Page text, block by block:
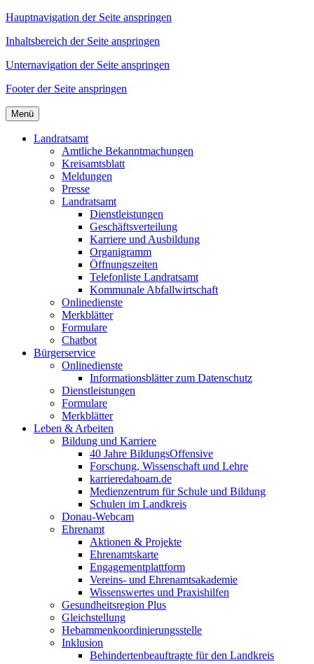
Hauptnavigation der Seite anspringen
Inhaltsbereich der Seite anspringen
Unternavigation der Seite anspringen
Footer der Seite anspringen
Menü
Landratsamt
Amtliche Bekanntmachungen
Kreisamtsblatt
Meldungen
Presse
Landratsamt
Dienstleistungen
Geschäftsverteilung
Karriere und Ausbildung
Organigramm
Öffnungszeiten
Telefonliste Landratsamt
Kommunale Abfallwirtschaft
Onlinedienste
Merkblätter
Formulare
Chatbot
Bürgerservice
Onlinedienste
Informationsblätter zum Datenschutz
Dienstleistungen
Formulare
Merkblätter
Leben & Arbeiten
Bildung und Karriere
40 Jahre BildungsOffensive
Forschung, Wissenschaft und Lehre
karrieredahoam.de
Medienzentrum für Schule und Bildung
Schulen im Landkreis
Donau-Webcam
Ehrenamt
Aktionen & Projekte
Ehrenamtskarte
Engagementplattform
Vereins- und Ehrenamtsakademie
Wissenswertes und Praxishilfen
Gesundheitsregion Plus
Gleichstellung
Hebammenkoordinierungsstelle
Inklusion
Behindertenbeauftragte für den Landkreis